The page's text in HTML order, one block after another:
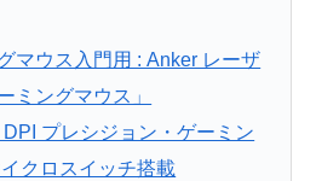
マウス入門用 : Anker レーザ
ミングマウス」
プレシジョン・ゲーミン
クロスイッチ搭載